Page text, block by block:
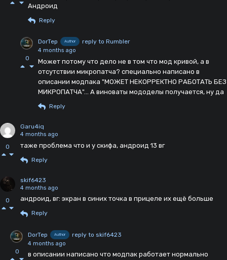
Андроид
Reply
0
DorTep Author reply to Rumbler
4 months ago
Может потому что дело не в том что мод кривой, а в
отсутствии микропатча? специально написано в
описании модпака "МОЖЕТ НЕКОРРЕКТНО РАБОТАТЬ БЕЗ
МИКРОПАТЧА"... А виноваты мододелы получается, ну да
Reply
0
Garu4iq
4 months ago
таже проблема что и у скифа, андроид 13 вг
Reply
0
skif6423
4 months ago
андроид, вг: экран в синих точка в прицеле их ещё больше
Reply
0
DorTep Author reply to skif6423
4 months ago
в описании написано что модпак работает нормально